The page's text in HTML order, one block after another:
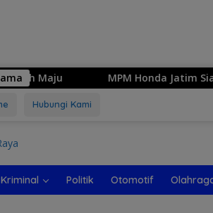
Maju MPM Honda Jatim Siap
Hubungi Kami
Kriminal Politik Otomotif